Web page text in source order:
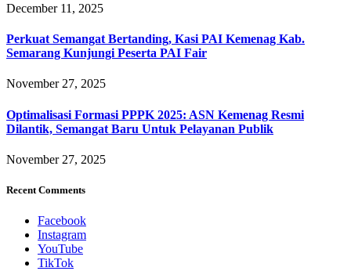
December 11, 2025
Perkuat Semangat Bertanding, Kasi PAI Kemenag Kab.
Semarang Kunjungi Peserta PAI Fair
November 27, 2025
Optimalisasi Formasi PPPK 2025: ASN Kemenag Resmi
Dilantik, Semangat Baru Untuk Pelayanan Publik
November 27, 2025
Recent Comments
Facebook
Instagram
YouTube
TikTok